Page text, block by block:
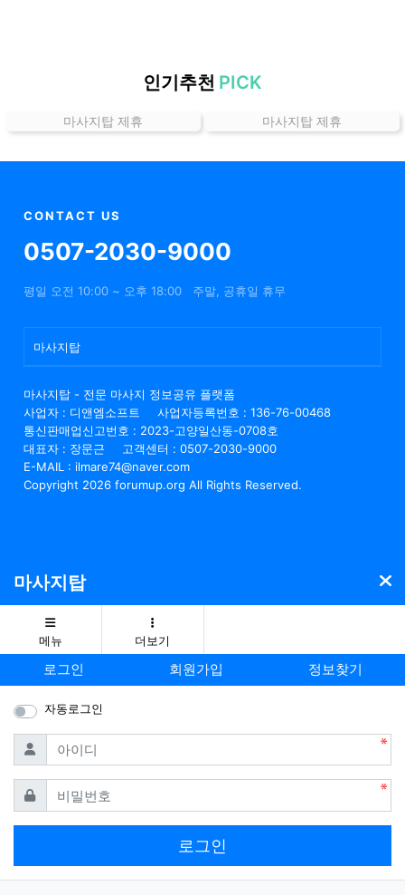
인
정
인기추천 PICK
마사지탑 제휴 마사지탑 제휴
CONTACT US
0507-2030-9000
평일 오전 10:00 ~ 오후 18:00 주말, 공휴일 휴무
마사지탑
마사지탑 - 전문 마사지 정보공유 플랫폼
사업자 : 디앤엠소프트
사업자등록번호 : 136-76-00468
통신판매업신고번호 : 2023-고양일산동-0708호
대표자 : 장문근
고객센터 : 0507-2030-9000
E-MAIL : ilmare74@naver.com
Copyright 2026 forumup.org All Rights Reserved.
마사지탑
메뉴 더보기
로그인 회원가입 정보찾기
자동로그인
아이디 필수
비밀번호 필수
로그인